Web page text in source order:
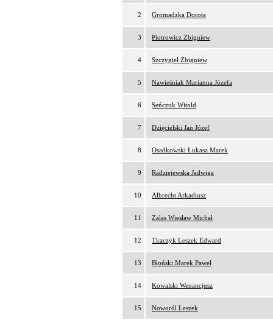
2 Gromadzka Dorota
3 Piotrowicz Zbigniew
4 Szczygieł Zbigniew
5 Nawieśniak Marianna Józefa
6 Seńczuk Witold
7 Dzięcielski Jan Józef
8 Osadkowski Łukasz Marek
9 Radziejewska Jadwiga
10 Albrecht Arkadiusz
11 Zalas Wiesław Michał
12 Tkaczyk Leszek Edward
13 Błoński Marek Paweł
14 Kowalski Wenancjusz
15 Noworól Leszek